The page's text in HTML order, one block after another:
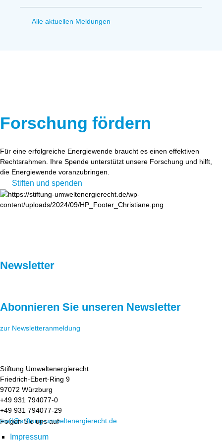
Alle aktuellen Meldungen
Forschung fördern
Für eine erfolgreiche Energiewende braucht es einen effektiven
Rechtsrahmen. Ihre Spende unterstützt unsere Forschung und hilft,
die Energiewende voranzubringen.
Stiften und spenden
Newsletter
Abonnieren Sie unseren Newsletter
zur Newsletteranmeldung
Stiftung Umweltenergierecht
Friedrich-Ebert-Ring 9
97072 Würzburg
+49 931 794077-0
+49 931 794077-29
mail@stiftung-umweltenergierecht.de
Folgen Sie uns auf
Impressum